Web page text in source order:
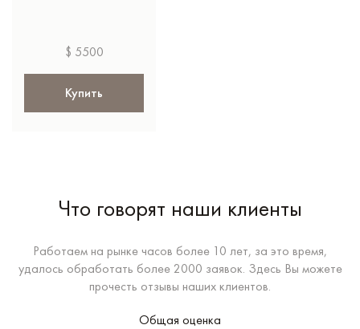
$ 5500
Купить
Что говорят наши клиенты
Работаем на рынке часов более 10 лет, за это время,
удалось обработать более 2000 заявок. Здесь Вы можете
прочесть отзывы наших клиентов.
Общая оценка